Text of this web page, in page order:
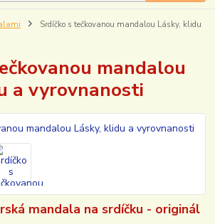
Srdíčko s tečkovanou mandalou Lásky, klidu
mandalou
a vyrovnanosti
mandala na srdíčku - originál